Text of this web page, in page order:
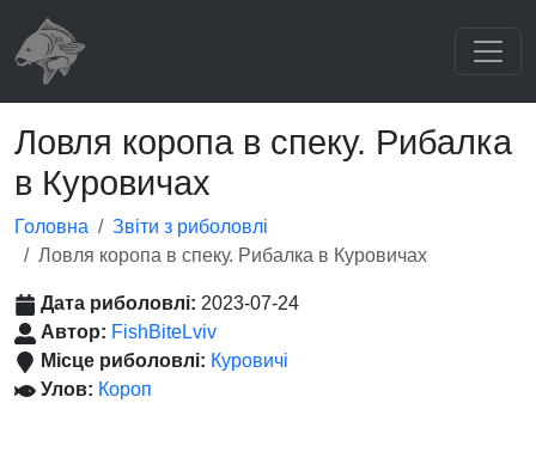
Ловля коропа в спеку. Рибалка
в Куровичах
Головна
Звіти з риболовлі
Ловля коропа в спеку. Рибалка в Куровичах
Дата риболовлі: 2023-07-24
Автор: FishBiteLviv
Місце риболовлі: Куровичі
Улов: Короп